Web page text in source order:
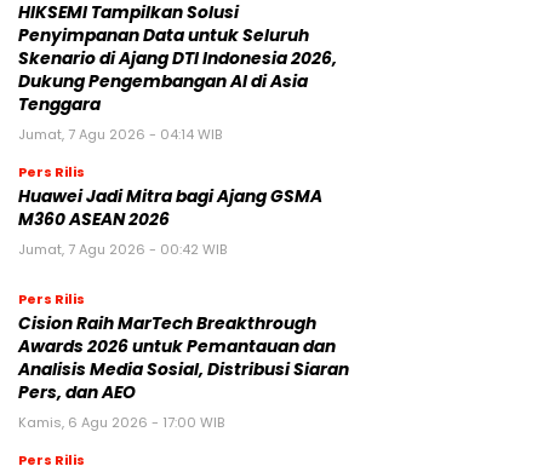
HIKSEMI Tampilkan Solusi
Penyimpanan Data untuk Seluruh
Skenario di Ajang DTI Indonesia 2026,
Dukung Pengembangan AI di Asia
Tenggara
Jumat, 7 Agu 2026 - 04:14 WIB
Pers Rilis
Huawei Jadi Mitra bagi Ajang GSMA
M360 ASEAN 2026
Jumat, 7 Agu 2026 - 00:42 WIB
Pers Rilis
Cision Raih MarTech Breakthrough
Awards 2026 untuk Pemantauan dan
Analisis Media Sosial, Distribusi Siaran
Pers, dan AEO
Kamis, 6 Agu 2026 - 17:00 WIB
Pers Rilis